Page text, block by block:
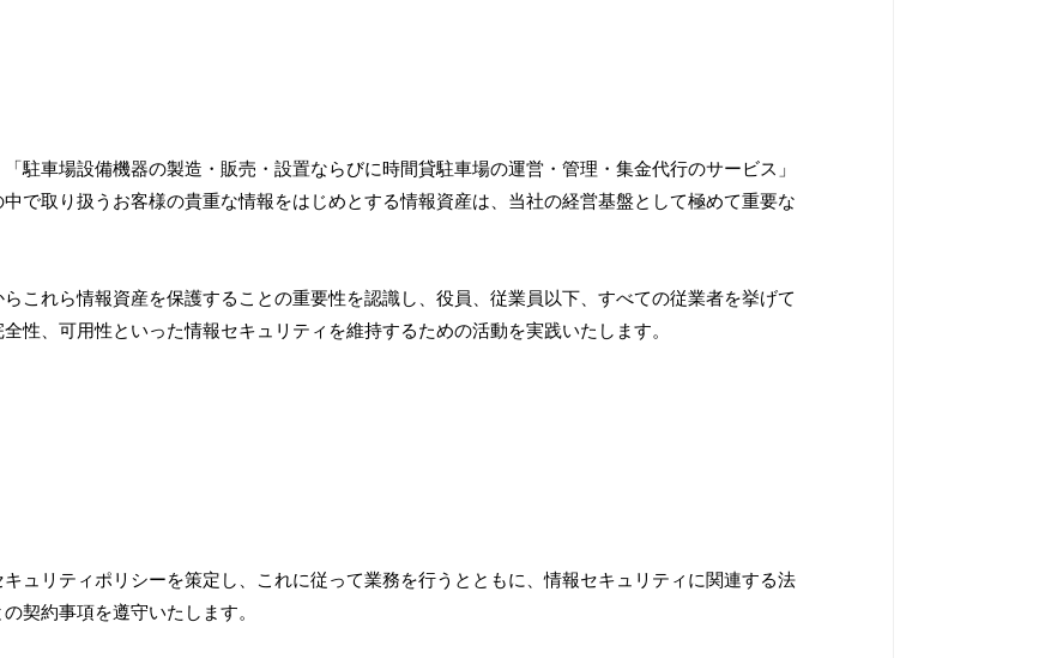
駐車場設備機器の製造・販売・設置ならびに時間貸駐車場の運営・管理・集金代行のサービス」
で取り扱うお客様の貴重な情報をはじめとする情報資産は、当社の経営基盤として極めて重要な
これら情報資産を保護することの重要性を認識し、役員、従業員以下、すべての従業者を挙げて
性、可用性といった情報セキュリティを維持するための活動を実践いたします。
ュリティポリシーを策定し、これに従って業務を行うとともに、情報セキュリティに関連する法
契約事項を遵守いたします。